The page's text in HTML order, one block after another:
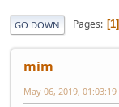
GO DOWN Pages 1
mim
May 06, 2019, 01:03:19